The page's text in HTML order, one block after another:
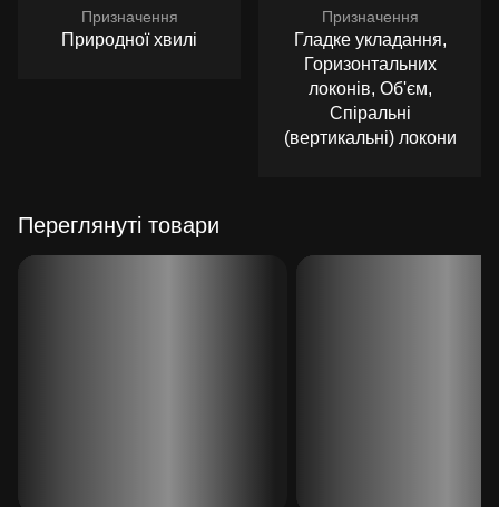
Призначення
Природної хвилі
Призначення
Гладке укладання,
Горизонтальних
локонів, Об'єм,
Спіральні
(вертикальні) локони
Переглянуті товари